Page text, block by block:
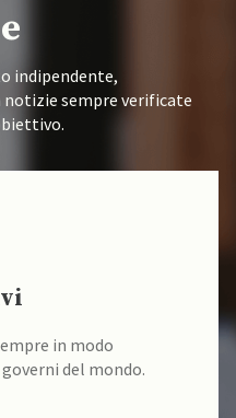
indipendente,
sempre verificate
in modo
del mondo.